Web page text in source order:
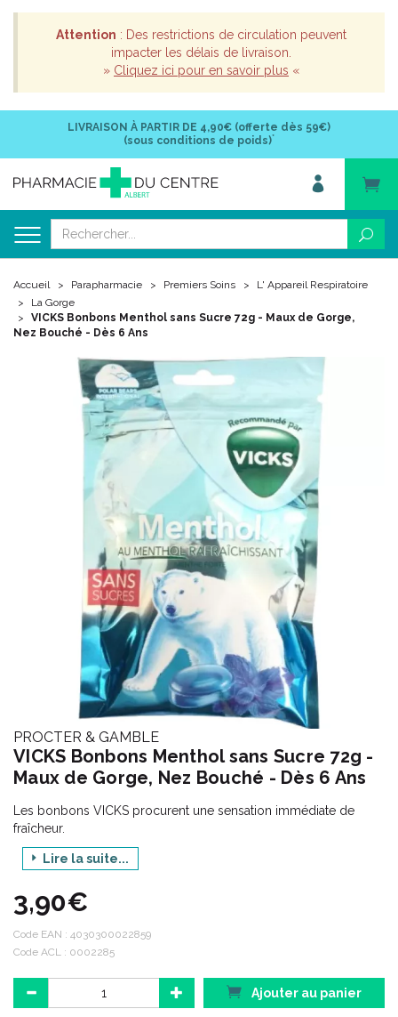
Attention : Des restrictions de circulation peuvent
impacter les délais de livraison.
» Cliquez ici pour en savoir plus «
LIVRAISON À PARTIR DE 4,90€ (offerte dès 59€)
(sous conditions de poids)*
Accueil Parapharmacie Premiers Soins
L' Appareil Respiratoire
La Gorge
VICKS Bonbons Menthol sans Sucre 72g - Maux de Gorge,
Nez Bouché - Dès 6 Ans
PROCTER & GAMBLE
VICKS Bonbons Menthol sans Sucre 72g -
Maux de Gorge, Nez Bouché - Dès 6 Ans
Les bonbons VICKS procurent une sensation immédiate de
fraîcheur.
Produit : BONBONS MENTHOL SANS SUCRE
Code ACL : 0002285
Lire la suite...
3,90€
Code EAN : 4030300022859
Code ACL : 0002285
Ajouter au panier